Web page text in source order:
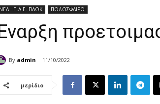
ΝΕΑ - Π.Α.Ε. ΠΑΟΚ ΠΟΔΟΣΦΑΙΡΟ
By admin 11/10/2022
μερίδιο